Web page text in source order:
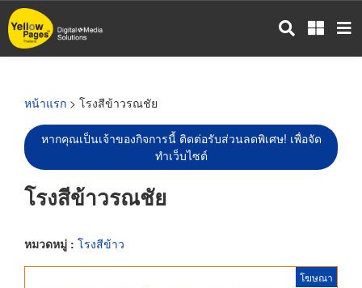
ข้าม
ไป
หน้าแรก > โรงสีข้าวรณชัย
หากคุณเป็นเจ้าของกิจการนี้ ติดต่อรับส่วนลดพิเศษ! เพื่อจัด
ทำเว็บไซต์
โรงสีข้าวรณชัย
หมวดหมู่ : โรงสีข้าว
โฆษณา